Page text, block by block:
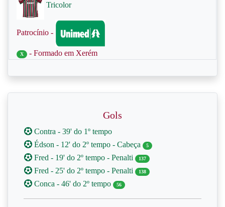
Tricolor
Patrocínio -
X - Formado em Xerém
Gols
Contra - 39' do 1º tempo
Édson - 12' do 2º tempo - Cabeça
5
Fred - 19' do 2º tempo - Penalti 137
Fred - 25' do 2º tempo - Penalti 138
Conca - 46' do 2º tempo 56